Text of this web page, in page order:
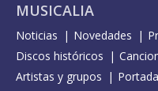
MUSICALIA
Noticias Novedades
Discos históricos
Artistas y grupos